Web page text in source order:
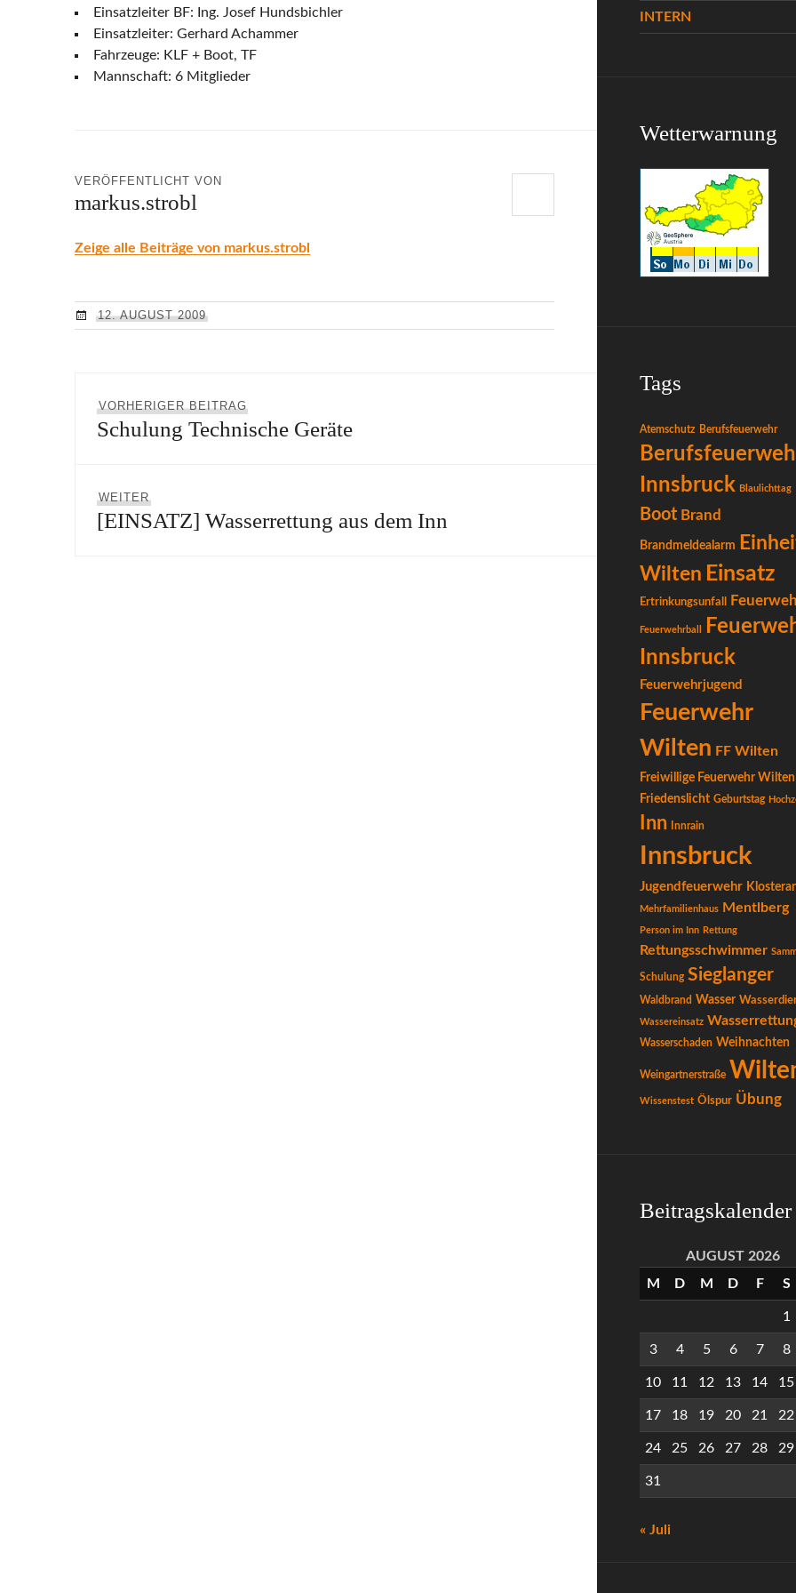
Einsatzleiter BF: Ing. Josef Hundsbichler
Einsatzleiter: Gerhard Achammer
Fahrzeuge: KLF + Boot, TF
Mannschaft: 6 Mitglieder
VERÖFFENTLICHT VON
markus.strobl
Zeige alle Beiträge von markus.strobl
12. AUGUST 2009
VORHERIGER BEITRAG
Beitrag:
Schulung Technische Geräte
WEITER
Beitrag:
[EINSATZ] Wasserrettung aus dem Inn
INTERN
Wetterwarnung
Tags
Atemschutz Berufsfeuerwehr
Innsbruck Blaulichttag
Boot Brand
Brandmeldealarm
Wilten Einsatz
Ertrinkungsunfall
Feuerwehrball
Innsbruck
Feuerwehrjugend
Feuerwehr
Wilten FF Wilten
Freiwillige Feuerwehr Wilten
Friedenslicht Geburtstag
Inn Innrain
Innsbruck
Jugendfeuerwehr
Mehrfamilienhaus Mentlberg
Person im Inn Rettung
Rettungsschwimmer
Schulung Sieglanger
Waldbrand Wasser
Wassereinsatz
Wasserschaden Weihnachten
Weingartnerstraße
Wissenstest Ölspur Übung
Beitragskalender
AUGUST 2026
M
D M D F S
1
3 4 5 6 7 8
10 11 12 13 14 15
17 18 19 20 21 22
24 25 26 27 28 29
31
« Juli